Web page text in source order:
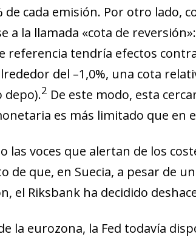
cada emisión. Por otro lado,
a la llamada «cota de
referencia tendría efectos
del –1,0%, una cota
depo).2 De este modo, esta
es más limitado que en
las voces que alertan de los
de que, en Suecia, a pesar de
el Riksbank ha decidido
la eurozona, la Fed todavía